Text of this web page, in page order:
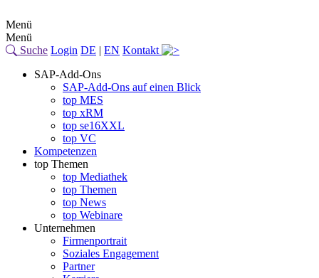
Menü
Menü
Suche Login DE | EN Kontakt
SAP-Add-Ons
SAP-Add-Ons auf einen Blick
top MES
top xRM
top se16XXL
top VC
Kompetenzen
top Themen
top Mediathek
top Themen
top News
top Webinare
Unternehmen
Firmenportrait
Soziales Engagement
Partner